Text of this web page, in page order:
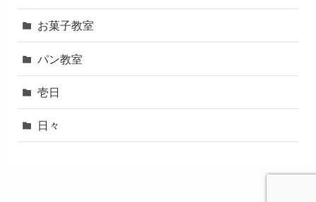
お菓子教室
パン教室
壱日
日々